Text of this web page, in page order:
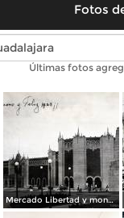
Fotos
Últimas fotos
Mercado Libertad y monumento a Juarez Guadalajara, Jalisco 1928.